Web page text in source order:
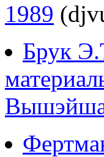
1989
Брук